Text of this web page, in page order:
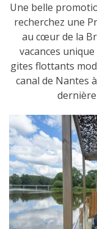
Une belle
recherchez une
au cœur de la
vacances unique
gites flottants
canal de Nantes